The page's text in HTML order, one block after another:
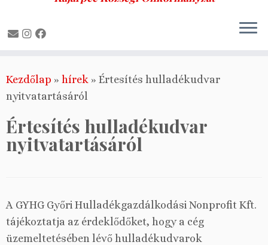
to
content
Kezdőlap » hírek » Értesítés hulladékudvar
nyitvatartásáról
Értesítés hulladékudvar
nyitvatartásáról
A GYHG Győri Hulladékgazdálkodási Nonprofit Kft.
tájékoztatja az érdeklődőket, hogy a cég
üzemeltetésében lévő hulladékudvarok